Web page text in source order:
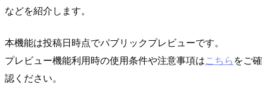
などを紹介します。
本機能は投稿日時点でパブリックプレビューです。
プレビュー機能利用時の使用条件や注意事項はこちらをご確
認ください。